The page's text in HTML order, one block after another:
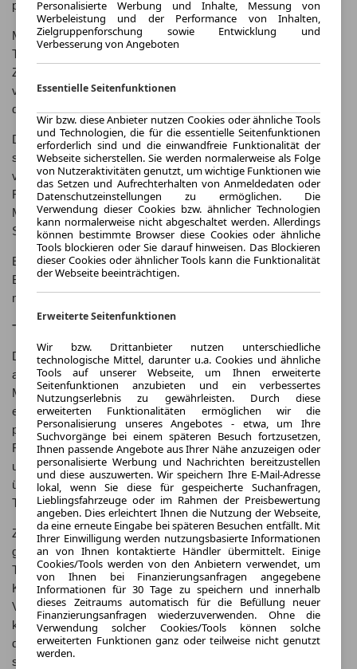
passende Modell.
Mit dem Mercedes-Benz AMG GT setzt Mercedes-Benz seine
Tradition von Sportwagen fort und setzt mit dem AMG GT ein
Zeichen für die Zukunft des Automobilsports. Der AMG GT
verbindet die Leidenschaft für das Fahren mit dem Luxus und
der Eleganz, für die Mercedes-Benz bekannt ist.
Der Mercedes-Benz AMG GT ist nicht nur ein Sportwagen,
sondern auch ein Symbol für die lange Tradition und Erfahrung
von Mercedes-Benz im Motorsport. Mit zahlreichen
Rennerfolgen und dem Know-how aus der Formel 1 hat
Mercedes-Benz einen Sportwagen geschaffen, der auf der
Straße überzeugt.
Entdecken Sie die faszinierende Geschichte des Mercedes-
Benz AMG GT und erleben Sie die Leidenschaft für das Fahren
mit einem der beeindruckendsten Sportwagen auf dem Markt.
Technische Features
Der Mercedes-Benz AMG GT ist mit einem kraftvollen Motor
ausgestattet, der eine beeindruckende Leistung bietet. Je nach
Modellvariante kann der AMG GT bis zu XXX PS leisten und
eine Höchstgeschwindigkeit von XXX km/h erreichen. Die
präzise Abstimmung des Fahrwerks und die aerodynamische
Form des AMG GT sorgen für ein dynamisches Fahrverhalten
und eine optimale Straßenlage. Das Interieur des AMG GT
überzeugt mit hochwertigen Materialien und modernster
Technologie, die ein komfortables Fahrerlebnis bieten.
Zu den technischen Features des Mercedes-Benz AMG GT
gehören unter anderem ein hochauflösendes Display mit
Touchscreen-Funktion, ein Navigationssystem und eine
Klimaautomatik. Der AMG GT verfügt außerdem über eine
Vielzahl von Assistenzsystemen, die das Fahren sicherer und
komfortabler machen. Mit dem AMG Performance Lenkrad und
den Sportsitzen bietet der AMG GT ein ergonomisches und
sportliches Fahrerlebnis.
Personalisierte Werbung und Inhalte, Messung von
Werbeleistung und der Performance von Inhalten,
Zielgruppenforschung sowie Entwicklung und
Verbesserung von Angeboten
Essentielle Seitenfunktionen
Wir bzw. diese Anbieter nutzen Cookies oder ähnliche Tools
und Technologien, die für die essentielle Seitenfunktionen
erforderlich sind und die einwandfreie Funktionalität der
Webseite sicherstellen. Sie werden normalerweise als Folge
von Nutzeraktivitäten genutzt, um wichtige Funktionen wie
das Setzen und Aufrechterhalten von Anmeldedaten oder
Datenschutzeinstellungen zu ermöglichen. Die
Verwendung dieser Cookies bzw. ähnlicher Technologien
kann normalerweise nicht abgeschaltet werden. Allerdings
können bestimmte Browser diese Cookies oder ähnliche
Tools blockieren oder Sie darauf hinweisen. Das Blockieren
dieser Cookies oder ähnlicher Tools kann die Funktionalität
der Webseite beeinträchtigen.
Erweiterte Seitenfunktionen
Wir bzw. Drittanbieter nutzen unterschiedliche
technologische Mittel, darunter u.a. Cookies und ähnliche
Tools auf unserer Webseite, um Ihnen erweiterte
Seitenfunktionen anzubieten und ein verbessertes
Nutzungserlebnis zu gewährleisten. Durch diese
erweiterten Funktionalitäten ermöglichen wir die
Personalisierung unseres Angebotes - etwa, um Ihre
Suchvorgänge bei einem späteren Besuch fortzusetzen,
Ihnen passende Angebote aus Ihrer Nähe anzuzeigen oder
personalisierte Werbung und Nachrichten bereitzustellen
und diese auszuwerten. Wir speichern Ihre E-Mail-Adresse
lokal, wenn Sie diese für gespeicherte Suchanfragen,
Lieblingsfahrzeuge oder im Rahmen der Preisbewertung
angeben. Dies erleichtert Ihnen die Nutzung der Webseite,
da eine erneute Eingabe bei späteren Besuchen entfällt. Mit
Ihrer Einwilligung werden nutzungsbasierte Informationen
an von Ihnen kontaktierte Händler übermittelt. Einige
Cookies/Tools werden von den Anbietern verwendet, um
von Ihnen bei Finanzierungsanfragen angegebene
Informationen für 30 Tage zu speichern und innerhalb
dieses Zeitraums automatisch für die Befüllung neuer
Finanzierungsanfragen wiederzuverwenden. Ohne die
Verwendung solcher Cookies/Tools können solche
erweiterten Funktionen ganz oder teilweise nicht genutzt
werden.